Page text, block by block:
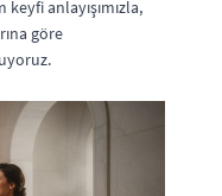
anlayışımızla,
göre